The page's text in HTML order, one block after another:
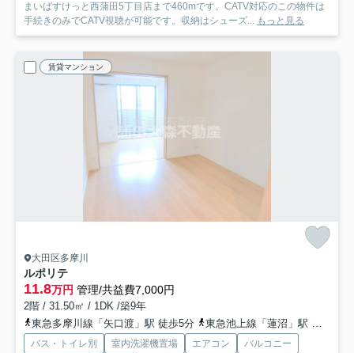
まいばすけっと西蒲田5丁目店まで460mです。CATV対応のこの物件は
手続きのみでCATV視聴が可能です。収納はシューズ... もっと見る
賃貸マンション
大田区多摩川
ルポリテ
11.8万円 管理/共益費7,000円
2階 / 31.50㎡ / 1DK /築9年
東急多摩川線「矢口渡」駅 徒歩5分
東急池上線「蓮沼」駅 徒歩15分
バス・トイレ別 室内洗濯機置場 エアコン
バルコニー